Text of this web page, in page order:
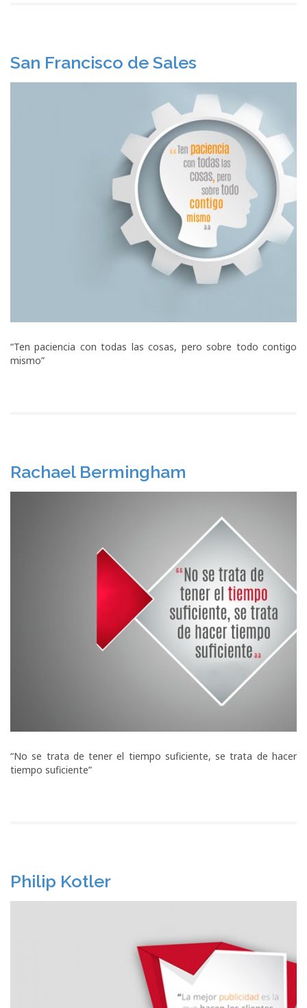
San Francisco de Sales
“Ten paciencia con todas las cosas, pero sobre todo contigo
mismo”
Rachael Bermingham
“No se trata de tener el tiempo suficiente, se trata de hacer
tiempo suficiente”
Philip Kotler